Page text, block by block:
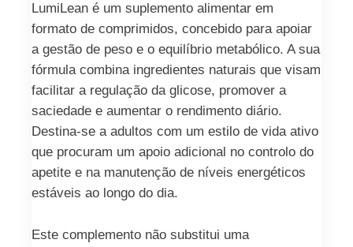
LumiLean é um suplemento alimentar em
formato de comprimidos, concebido para apoiar
a gestão de peso e o equilíbrio metabólico. A sua
fórmula combina ingredientes naturais que visam
facilitar a regulação da glicose, promover a
saciedade e aumentar o rendimento diário.
Destina-se a adultos com um estilo de vida ativo
que procuram um apoio adicional no controlo do
apetite e na manutenção de níveis energéticos
estáveis ao longo do dia.
Este complemento não substitui uma